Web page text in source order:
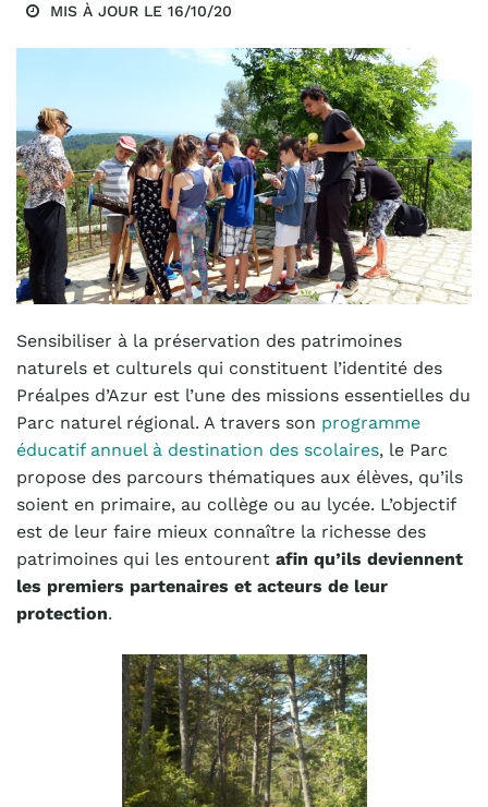
MIS À JOUR LE 16/10/20
Sensibiliser à la préservation des patrimoines
naturels et culturels qui constituent l’identité des
Préalpes d’Azur est l’une des missions essentielles du
Parc naturel régional. A travers son programme
éducatif annuel à destination des scolaires, le Parc
propose des parcours thématiques aux élèves, qu’ils
soient en primaire, au collège ou au lycée. L’objectif
est de leur faire mieux connaître la richesse des
patrimoines qui les entourent afin qu’ils deviennent
les premiers partenaires et acteurs de leur
protection.